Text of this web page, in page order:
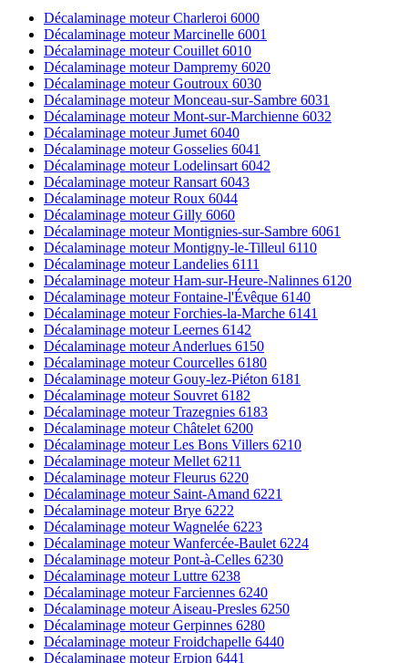
Décalaminage moteur Charleroi 6000
Décalaminage moteur Marcinelle 6001
Décalaminage moteur Couillet 6010
Décalaminage moteur Dampremy 6020
Décalaminage moteur Goutroux 6030
Décalaminage moteur Monceau-sur-Sambre 6031
Décalaminage moteur Mont-sur-Marchienne 6032
Décalaminage moteur Jumet 6040
Décalaminage moteur Gosselies 6041
Décalaminage moteur Lodelinsart 6042
Décalaminage moteur Ransart 6043
Décalaminage moteur Roux 6044
Décalaminage moteur Gilly 6060
Décalaminage moteur Montignies-sur-Sambre 6061
Décalaminage moteur Montigny-le-Tilleul 6110
Décalaminage moteur Landelies 6111
Décalaminage moteur Ham-sur-Heure-Nalinnes 6120
Décalaminage moteur Fontaine-l'Évêque 6140
Décalaminage moteur Forchies-la-Marche 6141
Décalaminage moteur Leernes 6142
Décalaminage moteur Anderlues 6150
Décalaminage moteur Courcelles 6180
Décalaminage moteur Gouy-lez-Piéton 6181
Décalaminage moteur Souvret 6182
Décalaminage moteur Trazegnies 6183
Décalaminage moteur Châtelet 6200
Décalaminage moteur Les Bons Villers 6210
Décalaminage moteur Mellet 6211
Décalaminage moteur Fleurus 6220
Décalaminage moteur Saint-Amand 6221
Décalaminage moteur Brye 6222
Décalaminage moteur Wagnelée 6223
Décalaminage moteur Wanfercée-Baulet 6224
Décalaminage moteur Pont-à-Celles 6230
Décalaminage moteur Luttre 6238
Décalaminage moteur Farciennes 6240
Décalaminage moteur Aiseau-Presles 6250
Décalaminage moteur Gerpinnes 6280
Décalaminage moteur Froidchapelle 6440
Décalaminage moteur Erpion 6441